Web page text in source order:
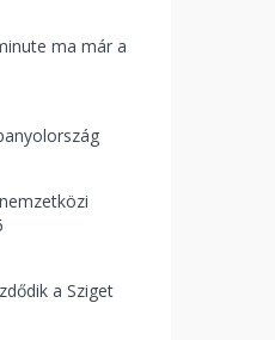
ma már a
a Sziget